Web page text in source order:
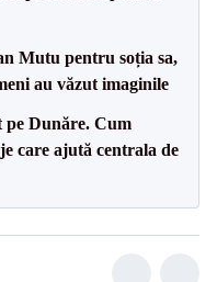
Mutu pentru soția sa,
au văzut imaginile
pe Dunăre. Cum
care ajută centrala de